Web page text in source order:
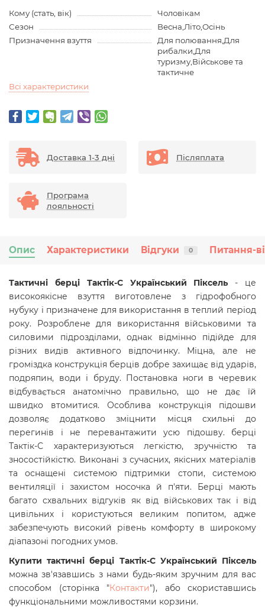
Кому (стать, вік)
Чоловікам
Сезон
Весна,Літо,Осінь
Призначення взуття
Для полювання,Для
рибалки,Для
туризму,Військове та
тактичне
Всі характеристики
Доставка 1-3 дні Післяплата
Програма
лояльності
Опис Характеристики Відгуки 0 Питання-
Тактичні берці Тактік-С Український Піксель - це
високоякісне взуття виготовлене з гідрофобного
нубуку і призначене для використання в теплий період
року. Розроблене для використання військовими та
силовими підрозділами, однак відмінно підійде для
різних видів активного відпочинку. Міцна, але не
громіздка конструкція берців добре захищає від ударів,
подряпин, води і бруду. Постановка ноги в черевик
відбувається анатомічно правильно, що не дає їй
швидко втомитися. Особлива конструкція підошви
дозволяє додатково зміцнити місця схильні до
перегинів і не перевантажити усю підошву. берці
Тактік-С характеризуються легкістю, зручністю та
зносостійкістю. Виконані з сучасних, якісних матеріалів
та оснащені системою підтримки стопи, системою
вентиляції і захистом носочка й п'яти. Берці мають
багато схвальних відгуків як від військових так і від
цивільних і користуються великим попитом, адже
забезпечують високий рівень комфорту в широкому
діапазоні погодних умов.
Купити тактичні берці Тактік-С Український Піксель
можна зв'язавшись з нами будь-яким зручним для вас
способом (сторінка "Контакти"), або скориставшись
функціональними можливостями корзини.